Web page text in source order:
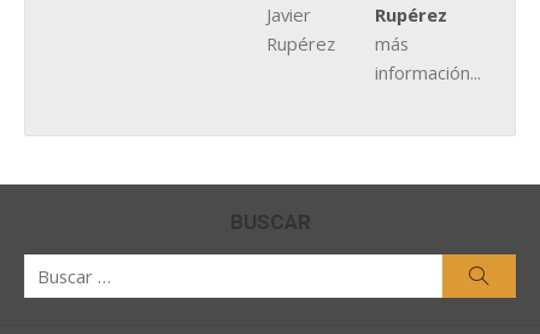
Rupérez
más
información...
BUSCAR